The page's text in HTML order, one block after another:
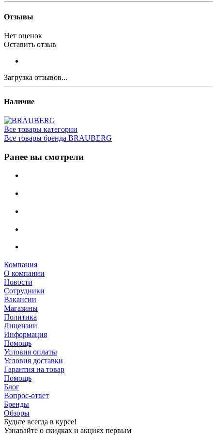
Отзывы
Нет оценок
Оставить отзыв
Загрузка отзывов...
Наличие
Все товары категории
Все товары бренда BRAUBERG
Ранее вы смотрели
Компания
О компании
Новости
Сотрудники
Вакансии
Магазины
Политика
Лицензии
Информация
Помощь
Условия оплаты
Условия доставки
Гарантия на товар
Помощь
Блог
Вопрос-ответ
Бренды
Обзоры
Будьте всегда в курсе!
Узнавайте о скидках и акциях первым